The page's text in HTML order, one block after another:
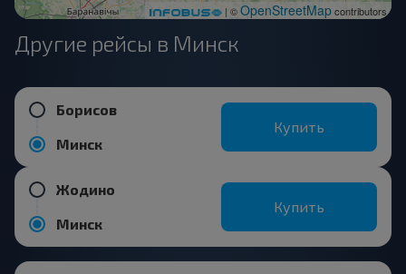
| ©OpenStreetMapcontributors
Другие рейсы в Минск
Борисов
Минск
Купить
Жодино
Минск
Купить